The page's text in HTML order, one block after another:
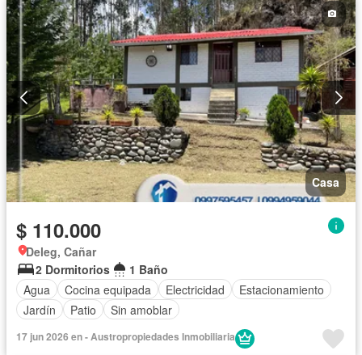
Casa
$ 110.000
Deleg, Cañar
2 Dormitorios
1 Baño
Agua
Cocina equipada Electricidad
Estacionamiento
Jardín
Patio Sin amoblar
17 jun 2026 en - Austropropiedades Inmobiliaria